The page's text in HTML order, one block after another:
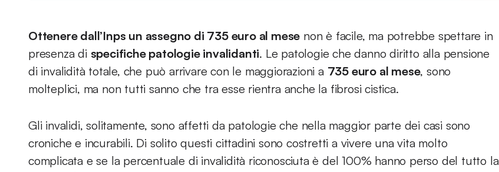
Ottenere dall’Inps un assegno di 735 euro al mese non è facile, ma potrebbe spettare in
presenza di specifiche patologie invalidanti. Le patologie che danno diritto alla pensione
di invalidità totale, che può arrivare con le maggiorazioni a 735 euro al mese, sono
molteplici, ma non tutti sanno che tra esse rientra anche la fibrosi cistica.
Gli invalidi, solitamente, sono affetti da patologie che nella maggior parte dei casi sono
croniche e incurabili. Di solito questi cittadini sono costretti a vivere una vita molto
complicata e se la percentuale di invalidità riconosciuta è del 100% hanno perso del tutto la